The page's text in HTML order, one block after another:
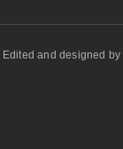
Edited and designed by